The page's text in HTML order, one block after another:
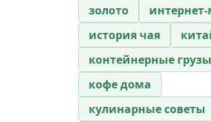
золото
история чая
контейнерные грузы
кофе дома
кулинарные советы